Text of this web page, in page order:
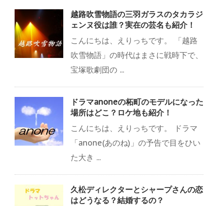
越路吹雪物語の三羽ガラスのタカラジ
ェンヌ役は誰？実在の芸名も紹介！
こんにちは、えりっちです。 「越路
吹雪物語」の時代はまさに戦時下で、
宝塚歌劇団の ...
ドラマanoneの柘町のモデルになった
場所はどこ？ロケ地も紹介！
こんにちは、えりっちです。 ドラマ
「anone(あのね)」の予告で目をひい
た大き ...
久松ディレクターとシャープさんの恋
はどうなる？結婚するの？